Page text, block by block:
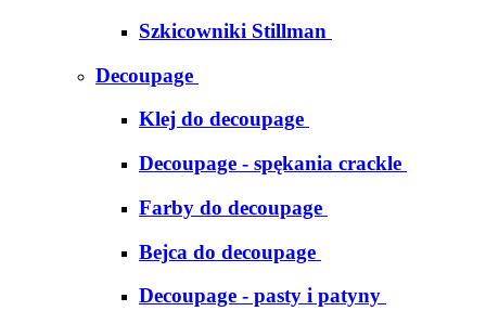
Szkicowniki Stillman
Decoupage
Klej do decoupage
Decoupage - spękania crackle
Farby do decoupage
Bejca do decoupage
Decoupage - pasty i patyny